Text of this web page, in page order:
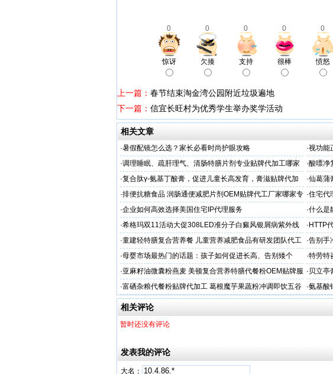
0 0 0 0 0
惊讶 欠揍 支持 很棒 愤怒
上一篇： 春节结束淘金湾公园附近垃圾遍地
下一篇： 信宜长旺村为优秀学生举办奖学活动
相关文章
·暑假配镜怎么选？家长必看时尚护眼攻略 ·视功能
·调理睡眠、疏肝理气、清肠特膳片剂专业贴牌代加工哪家
专业
·酸嘌净
·复合肽γ-氨基丁酸膏，促进儿童长高发育，膏滋贴牌代加
工厂家
·仙葛蒲
家
·排便抗糖食品 润肠通便减肥片剂OEM贴牌代工厂家哪家专
业
·住宅代
·企业如何高效选择美国住宅IP代理服务 ·什么是
·希格玛双11活动大促308LED准分子白癜风银屑病紫外线
光疗仪促销
· HTTP
·童建轻特膳复合营养餐 儿童营养减肥食品有研发团队代工
厂家
·告别手
胶蜜膏
·母婴市场最热门的话题：孩子如何促进长高、告别矮个
子？
·特劳特
·亚麻籽油微囊粉燕麦 美顿复合营养特膳代餐粉OEM贴牌服
务商
· 贝立亭
·富硒杂粮代餐粉贴牌代加工 葛根魔芋果蔬粉冲调即饮五谷
粉定制
·氨基酸
家
相关评论
暂时还没有评论
发表我的评论
大名：